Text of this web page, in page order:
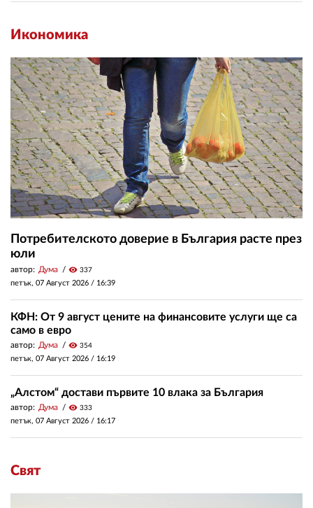
Икономика
Потребителското доверие в България расте през
юли
автор: Дума visibility 337
петък, 07 Август 2026 / 16:39
КФН: От 9 август цените на финансовите услуги ще са
само в евро
автор: Дума visibility 354
петък, 07 Август 2026 / 16:19
„Алстом“ достави първите 10 влака за България
автор: Дума visibility 333
петък, 07 Август 2026 / 16:17
Свят